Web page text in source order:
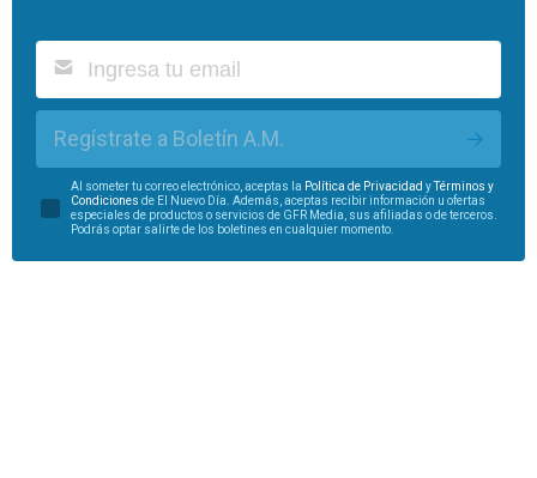
Regístrate a Boletín A.M.
Al someter tu correo electrónico, aceptas la Política de Privacidad yTérminos y
Condiciones de El Nuevo Día. Además, aceptas recibir información u ofertas
especiales de productos o servicios de GFR Media, sus afiliadas o de terceros.
Podrás optar salirte de los boletines en cualquier momento.